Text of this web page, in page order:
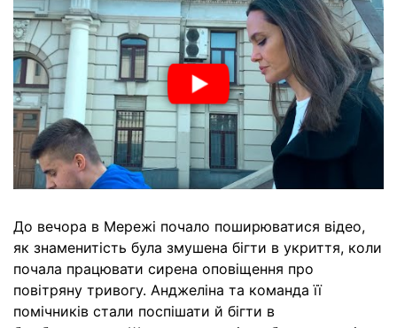
До вечора в Мережі почало поширюватися відео,
як знаменитість була змушена бігти в укриття, коли
почала працювати сирена оповіщення про
повітряну тривогу. Анджеліна та команда її
помічників стали поспішати й бігти в